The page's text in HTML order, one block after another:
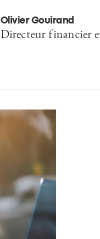
Olivier Gouirand
Directeur financier